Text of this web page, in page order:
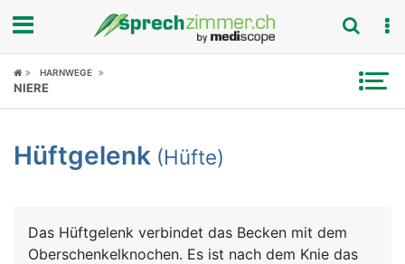
Fokus
Symptome
News
HARNWEGE
NIERE
Hüftgelenk (Hüfte)
Das Hüftgelenk verbindet das Becken mit dem
Oberschenkelknochen. Es ist nach dem Knie das